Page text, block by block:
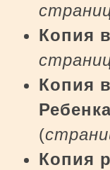
Копия
Копия
(
Копия